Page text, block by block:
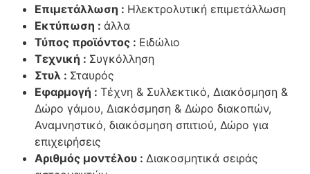
Επιμετάλλωση : Ηλεκτρολυτική επιμετάλλωση
Εκτύπωση : άλλα
Τύπος προϊόντος : Ειδώλιο
Τεχνική : Συγκόλληση
Στυλ : Σταυρός
Εφαρμογή : Τέχνη & Συλλεκτικό, Διακόσμηση &
Δώρο γάμου, Διακόσμηση & Δώρο διακοπών,
Αναμνηστικό, διακόσμηση σπιτιού, Δώρο για
επιχειρήσεις
Αριθμός μοντέλου : Διακοσμητικά σειράς